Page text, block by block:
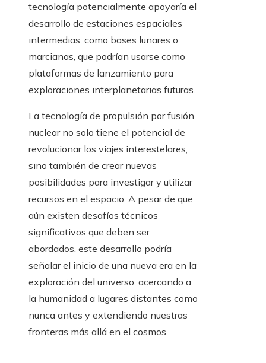
tecnología potencialmente apoyaría el
desarrollo de estaciones espaciales
intermedias, como bases lunares o
marcianas, que podrían usarse como
plataformas de lanzamiento para
exploraciones interplanetarias futuras.
La tecnología de propulsión por fusión
nuclear no solo tiene el potencial de
revolucionar los viajes interestelares,
sino también de crear nuevas
posibilidades para investigar y utilizar
recursos en el espacio. A pesar de que
aún existen desafíos técnicos
significativos que deben ser
abordados, este desarrollo podría
señalar el inicio de una nueva era en la
exploración del universo, acercando a
la humanidad a lugares distantes como
nunca antes y extendiendo nuestras
fronteras más allá en el cosmos.